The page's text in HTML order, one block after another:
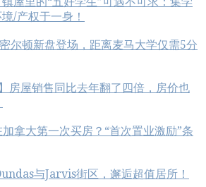
/产权于一身！
尔顿新盘登场，距离麦马大学仅需5分
房屋销售同比去年翻了四倍，房价也
加拿大第一次买房？“首次置业激励”条
与Jarvis街区，邂逅超值居所！